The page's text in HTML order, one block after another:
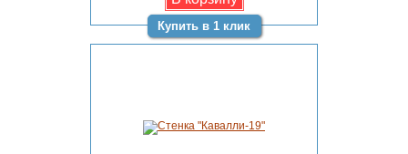
Купить в 1 клик